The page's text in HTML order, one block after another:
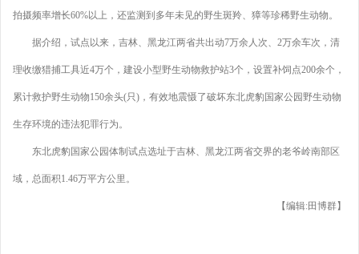
拍摄频率增长60%以上，还监测到多年未见的野生斑羚、獐等珍稀野生动物。
据介绍，试点以来，吉林、黑龙江两省共出动7万余人次、2万余车次，清
理收缴猎捕工具近4万个，建设小型野生动物救护站3个，设置补饲点200余个，
累计救护野生动物150余头(只)，有效地震慑了破坏东北虎豹国家公园野生动物
生存环境的违法犯罪行为。
东北虎豹国家公园体制试点选址于吉林、黑龙江两省交界的老爷岭南部区
域，总面积1.46万平方公里。
【编辑:田博群】